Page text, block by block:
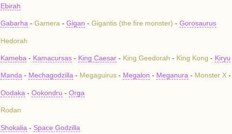
Ebirah
Gabarha -Gamera -Gigan -Gigantis (the fire monster) -Gorosaurus
Hedorah
Kameba - Kamacursas - King Caesar - King Geedorah - King Kong - Kiryu
Manda - Mechagodzilla - Megaguirus - Megalon - Meganura - Monster X -
Oodaka -Ookondru -Orga
Rodan
Shokalia - Space Godzilla